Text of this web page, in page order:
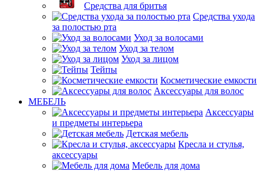
Средства для бритья
Средства ухода
за полостью рта
Уход за волосами
Уход за телом
Уход за лицом
Тейпы
Косметические емкости
Аксессуары для волос
МЕБЕЛЬ
Аксессуары
и предметы интерьера
Детская мебель
Кресла и стулья,
аксессуары
Мебель для дома